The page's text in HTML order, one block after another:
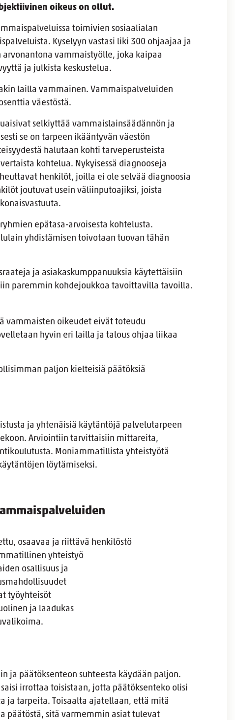
oikeus on ollut.
toimivien sosiaalialan
Kyselyyn vastasi liki 300 ohjaajaa ja
vammaistyölle, joka kaipaa
ja julkista keskustelua.
lailla vammainen. Vammaispalveluiden
väestöstä.
selkiyttää vammaislainsäädännön ja
se on tarpeen ikääntyvän väestön
halutaan kohti tarveperusteista
kohtelua. Nykyisessä diagnooseja
henkilöt, joilla ei ole selvää diagnoosia
joutuvat usein väliinputoajiksi, joista
epätasa-arvoisesta kohtelusta.
yhdistämisen toivotaan tuovan tähän
ja asiakaskumppanuuksia käytettäisiin
paremmin kohdejoukkoa tavoittavilla tavoilla.
vammaisten oikeudet eivät toteudu
hyvin eri lailla ja talous ohjaa liikaa
paljon kielteisiä päätöksiä
ja yhtenäisiä käytäntöjä palvelutarpeen
Arviointiin tarvittaisiin mittareita,
Moniammatillista yhteistyötä
löytämiseksi.
osaavaa ja riittävä henkilöstö
yhteistyö
osallisuus ja
työyhteisöt
ja laadukas
ja päätöksenteon suhteesta käydään paljon.
irrottaa toisistaan, jotta päätöksenteko olisi
ja tarpeita. Toisaalta ajatellaan, että mitä
päätöstä, sitä varmemmin asiat tulevat